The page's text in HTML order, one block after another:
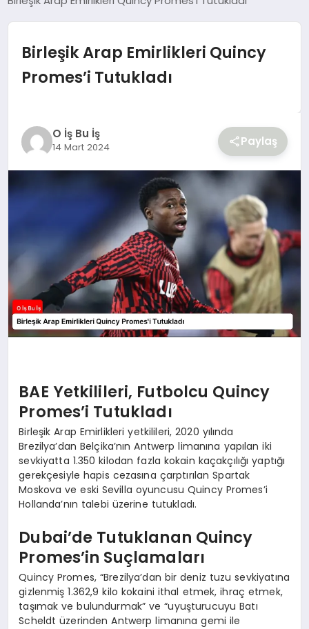
EKONOMİ
GÜNCEL
SIYASET
YAŞAM
Birleşik Arap Emirlikleri Quincy
Promes’i Tutukladı
O İş Bu İş
14 Mart 2024 Paylaş
BAE Yetkilileri, Futbolcu Quincy
Promes’i Tutukladı
Birleşik Arap Emirlikleri yetkilileri, 2020 yılında
Brezilya’dan Belçika’nın Antwerp limanına yapılan iki
sevkiyatta 1.350 kilodan fazla kokain kaçakçılığı yaptığı
gerekçesiyle hapis cezasına çarptırılan Spartak
Moskova ve eski Sevilla oyuncusu Quincy Promes’i
Hollanda’nın talebi üzerine tutukladı.
Dubai’de Tutuklanan Quincy
Promes’in Suçlamaları
Quincy Promes, “Brezilya’dan bir deniz tuzu sevkiyatına
gizlenmiş 1.362,9 kilo kokaini ithal etmek, ihraç etmek,
taşımak ve bulundurmak” ve “uyuşturucuyu Batı
Scheldt üzerinden Antwerp limanına gemi ile